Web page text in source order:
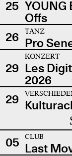
25 YOUNG
Offs
26
TANZ
Pro
29
KONZERT
Les
2026
29
05 CLUB
Last